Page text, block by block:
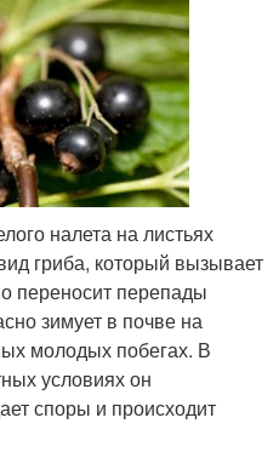
налета на листьях
гриба, который вызывает
переносит перепады
зимует в почве на
молодых побегах. В
условиях он
споры и происходит